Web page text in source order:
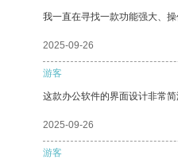
我一直在寻找一款功能强大、
2025-09-26
游客
这款办公软件的界面设计非常
2025-09-26
游客